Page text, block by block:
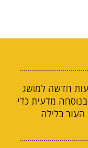
חדשה למושג
מדעית כדי
בלילה